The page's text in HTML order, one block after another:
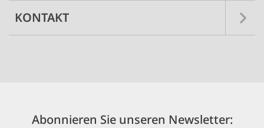
KONTAKT
Abonnieren Sie unseren Newsletter: